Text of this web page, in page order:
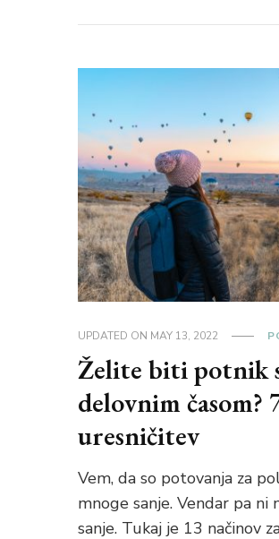
UPDATED ON MAY 13, 2022
Želite biti potnik
delovnim časom?
uresničitev
Vem, da so potovanja za
mnoge sanje. Vendar pa ni
sanje. Tukaj je 13 načinov